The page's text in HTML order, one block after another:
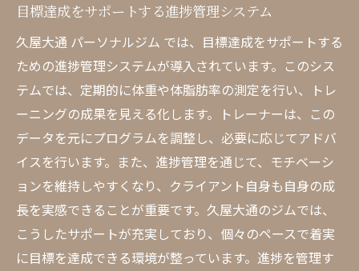
目標達成をサポートする進捗管理システム
久屋大通 パーソナルジム では、目標達成をサポートする
ための進捗管理システムが導入されています。このシス
テムでは、定期的に体重や体脂肪率の測定を行い、トレ
ーニングの成果を見える化します。トレーナーは、この
データを元にプログラムを調整し、必要に応じてアドバ
イスを行います。また、進捗管理を通じて、モチベーシ
ョンを維持しやすくなり、クライアント自身も自身の成
長を実感できることが重要です。久屋大通のジムでは、
こうしたサポートが充実しており、個々のペースで着実
に目標を達成できる環境が整っています。進捗を管理す